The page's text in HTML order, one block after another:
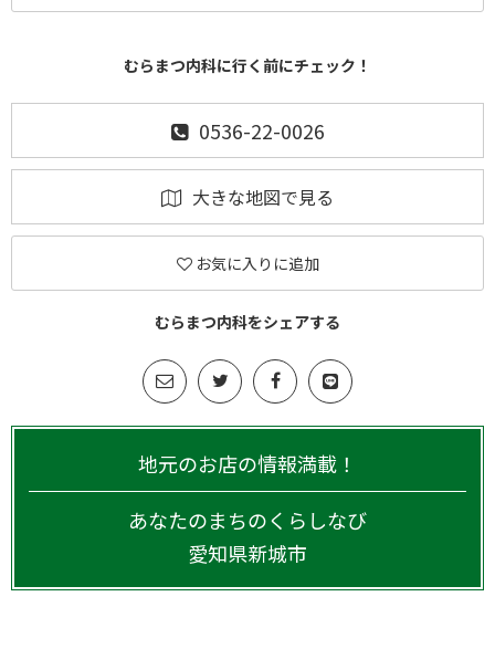
むらまつ内科に行く前にチェック！
0536-22-0026
大きな地図で見る
お気に入りに追加
むらまつ内科をシェアする
地元のお店の情報満載！
あなたのまちのくらしなび
愛知県新城市